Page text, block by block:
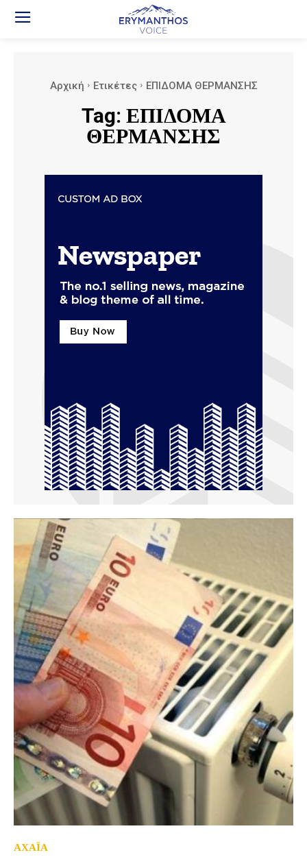
Αρχική Ετικέτες ΕΠΙΔΟΜΑ ΘΕΡΜΑΝΣΗΣ
Tag: ΕΠΙΔΟΜΑ
ΘΕΡΜΑΝΣΗΣ
ΑΧΑΪΑ